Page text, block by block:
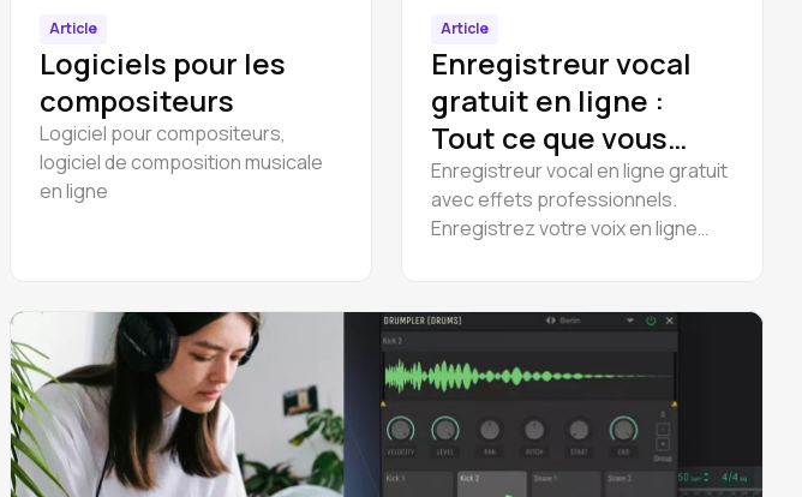
Article
Logiciels pour les
compositeurs
Logiciel pour compositeurs,
logiciel de composition musicale
en ligne
Article
Enregistreur vocal
gratuit en ligne :
Tout ce que vous
devez savoir
Enregistreur vocal en ligne gratuit
avec effets professionnels.
Enregistrez votre voix en ligne
de téléchargement - commencez